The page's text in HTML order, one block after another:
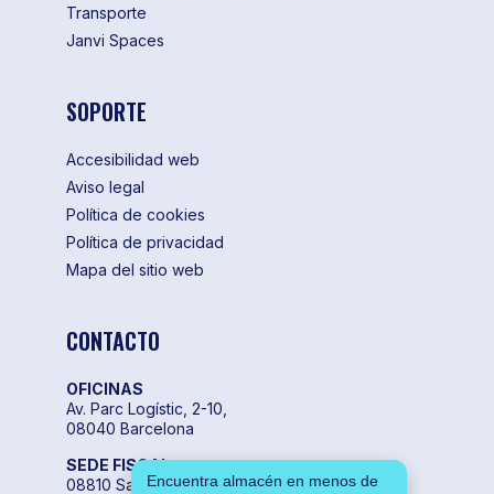
Transporte
Janvi Spaces
SOPORTE
Accesibilidad web
Aviso legal
Política de cookies
Política de privacidad
Mapa del sitio web
CONTACTO
OFICINAS
Av. Parc Logístic, 2-10,
08040 Barcelona
SEDE FISCAL
08810 Sant Pere de Ribes,
Encuentra almacén en menos de